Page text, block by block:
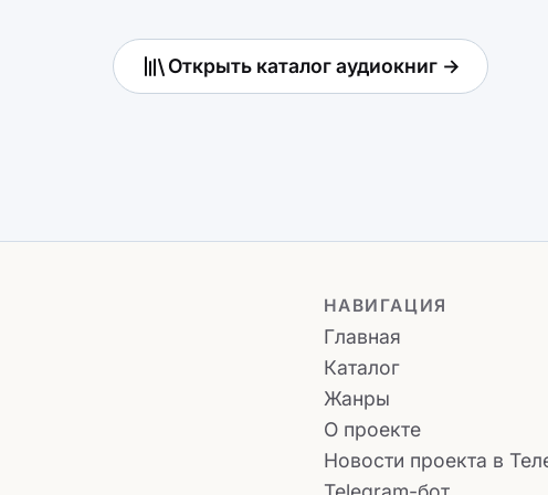
Открыть каталог аудиокниг →
НАВИГАЦИЯ
Главная
Каталог
Жанры
О проекте
Новости проекта в